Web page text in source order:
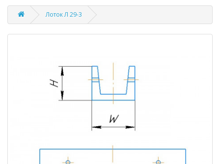
Лоток Л 29-3